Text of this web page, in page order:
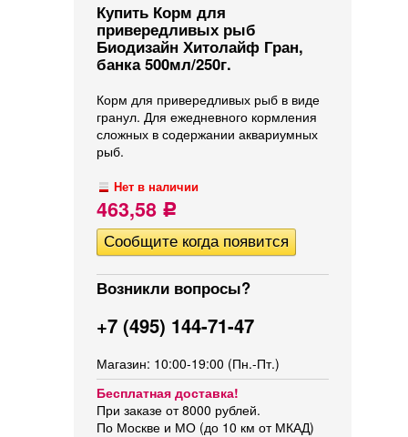
Купить Корм для
привередливых рыб
Биодизайн Хитолайф Гран,
банка 500мл/250г.
Корм для привередливых рыб в виде
гранул. Для ежедневного кормления
сложных в содержании аквариумных
рыб.
Нет в наличии
463,58 Р
Возникли вопросы?
+7 (495) 144-71-47
Магазин: 10:00-19:00 (Пн.-Пт.)
Бесплатная доставка!
При заказе от 8000 рублей.
По Москве и МО (до 10 км от МКАД)